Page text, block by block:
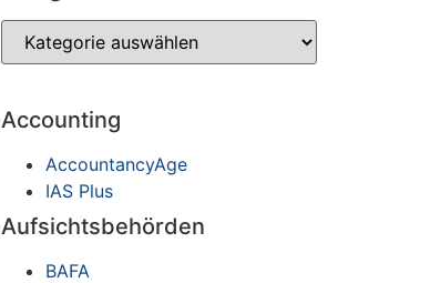
Accounting
AccountancyAge
IAS Plus
Aufsichtsbehörden
BAFA